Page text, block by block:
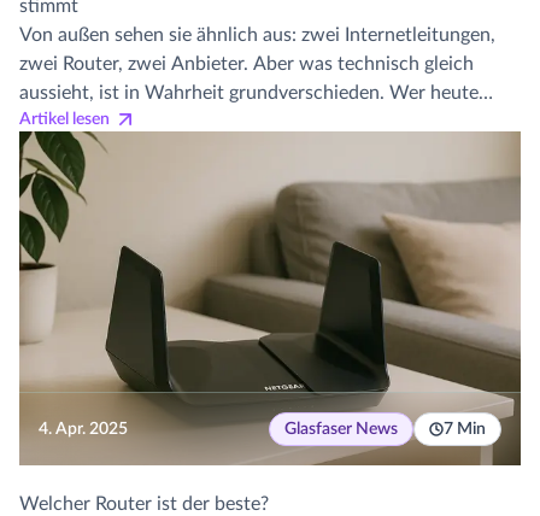
stimmt
Von außen sehen sie ähnlich aus: zwei Internetleitungen,
zwei Router, zwei Anbieter. Aber was technisch gleich
aussieht, ist in Wahrheit grundverschieden. Wer heute
zwischen Kabelanschluss und Glasfaser wählt, muss
entscheiden: Will ich ein Netz, das an die Wand gebaut
wurde – oder eines, das für die Cloud gemacht ist? Wir
haben fünf weitverbreitete Aussagen über Kabel und
Glasfaser gecheckt – und sagen dir, was wirklich stimmt.
Artikel lesen
4. Apr. 2025 Glasfaser News 7 Min
Welcher Router ist der beste?